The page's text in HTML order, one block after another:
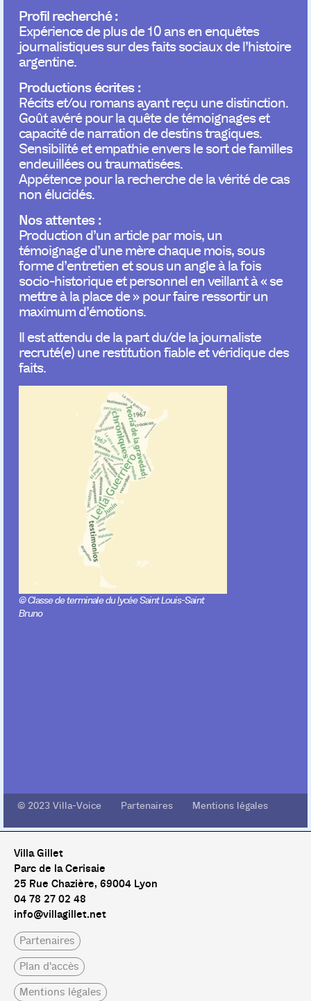
Profil recherché :
Expérience de plus de 10 ans en enquêtes
journalistiques sur des faits sociaux de l’histoire
argentine.
Productions écrites :
Récits et/ou romans ayant reçu une distinction.
Goût avéré pour la quête de témoignages et
capacité de narration de destins tragiques.
Sensibilité et empathie envers le sort de familles
endeuillées ou traumatisées.
Appétence pour la recherche de la vérité de cas
non élucidés.
Nos attentes :
Production d’un article par mois, un
témoignage d’une mère chaque mois, sous
forme d’entretien et sous un angle à la fois
socio-historique et personnel en veillant à « se
mettre à la place de » pour faire ressortir un
maximum d’émotions.
Il est attendu de la part du/de la journaliste
recruté(e) une restitution fiable et véridique des
faits.
© Classe de terminale du lycée Saint Louis-Saint
Bruno
© 2023 Villa-Voice Partenaires Mentions légales
Villa Gillet
Parc de la Cerisaie
25 Rue Chazière, 69004 Lyon
04 78 27 02 48
info@villagillet.net
Partenaires
Plan d'accès
Mentions légales